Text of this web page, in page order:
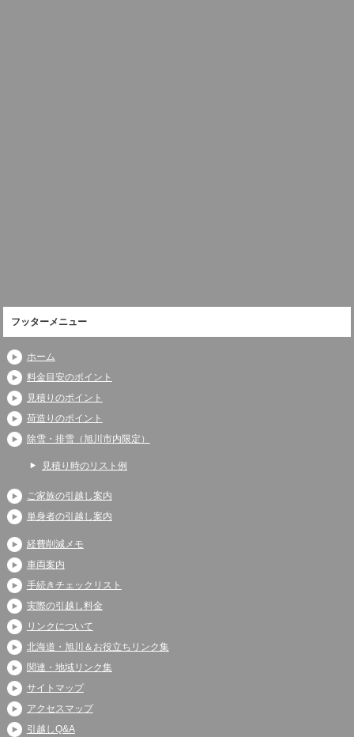
フッターメニュー
ホーム
料金目安のポイント
見積りのポイント
荷造りのポイント
除雪・排雪（旭川市内限定）
見積り時のリスト例
ご家族の引越し案内
単身者の引越し案内
経費削減メモ
車両案内
手続きチェックリスト
実際の引越し料金
リンクについて
北海道・旭川＆お役立ちリンク集
関連・地域リンク集
サイトマップ
アクセスマップ
引越しQ&A